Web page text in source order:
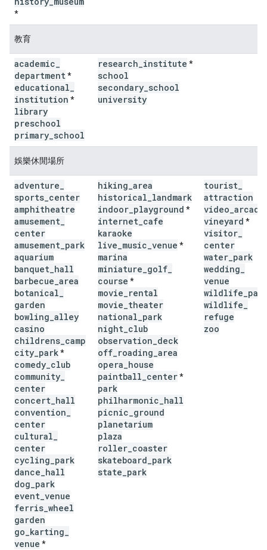
*
教育
academic
department*
educational
institution *
library
preschool
primary school
research institute *
school
secondary school
university
娛樂休閒場所
adventure
sports center
amphitheatre
amusement
center
amusement park
aquarium
banquet hall
barbecue area
botanical
garden
bowling alley
casino
childrens camp
city park*
comedy club
community
center
concert hall
convention
center
cultural
center
cycling park
dance hall
dog park
event venue
ferris wheel
garden
go karting
venue *
hiking area
historical landmark
indoor playground *
internet cafe
karaoke
live music venue *
marina
miniature golf
course *
movie rental
movie theater
national park
night club
observation deck
off roading area
opera house
paintball center*
park
philharmonic hall
picnic ground
planetarium
plaza
roller coaster
skateboard park
state park
tourist
attraction
video arcade
vineyard *
visitor
center
water park
wedding
venue
wildlife park
wildlife
refuge
zoo